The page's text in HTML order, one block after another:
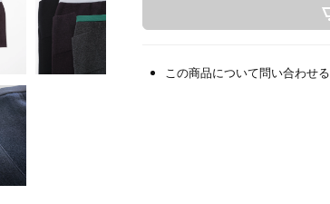
この商品について問い合わせる